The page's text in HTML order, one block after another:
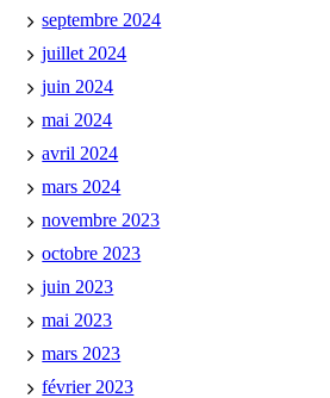
septembre 2024
juillet 2024
juin 2024
mai 2024
avril 2024
mars 2024
novembre 2023
octobre 2023
juin 2023
mai 2023
mars 2023
février 2023